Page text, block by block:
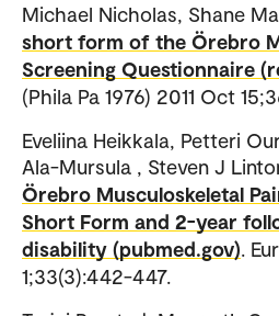
Michael Nicholas, Shane
short form of the Örebro
Screening Questionnaire
(Phila Pa 1976) 2011 Oct
Eveliina Heikkala, Petteri
Ala-Mursula , Steven J
Örebro Musculoskeletal
Short Form and 2-year
disability (pubmed.gov).
1;33(3):442-447.